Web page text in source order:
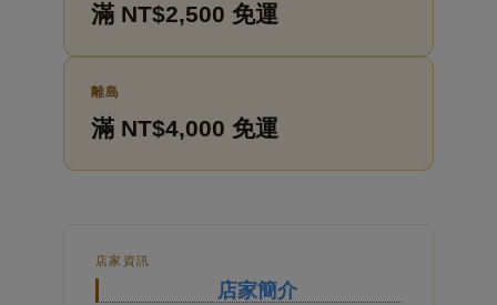
滿 NT$2,500 免運
離島
滿 NT$4,000 免運
店家資訊
店家簡介